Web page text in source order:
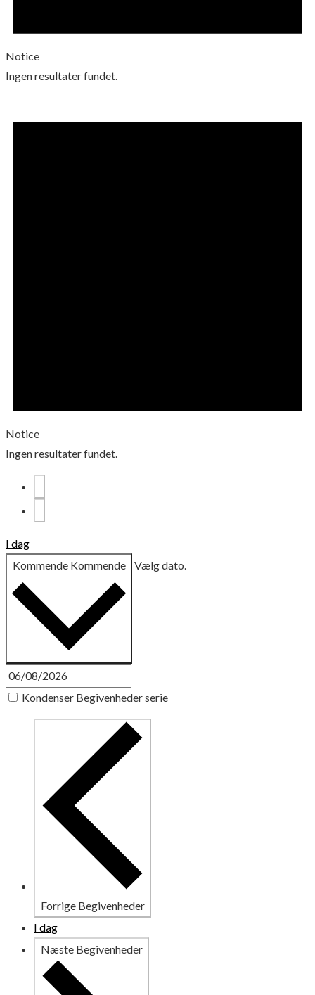
Notice
Ingen resultater fundet.
Notice
Ingen resultater fundet.
I dag
Kommende Kommende Vælg dato.
Kondenser Begivenheder serie
Forrige Begivenheder
I dag
Næste Begivenheder